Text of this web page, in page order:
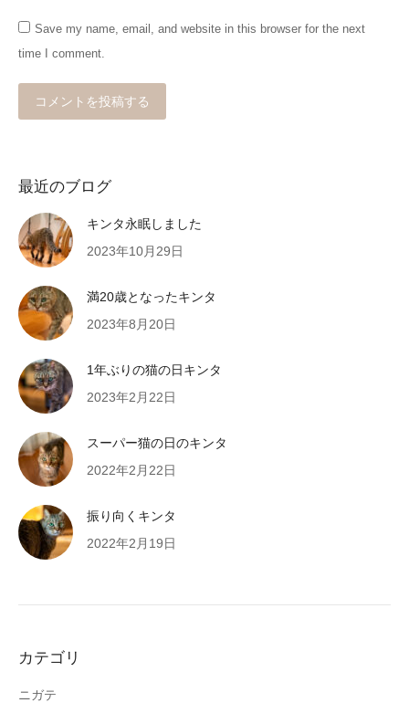
Save my name, email, and website in this browser for the next
time I comment.
コメントを投稿する
最近のブログ
キンタ永眠しました
2023年10月29日
満20歳となったキンタ
2023年8月20日
1年ぶりの猫の日キンタ
2023年2月22日
スーパー猫の日のキンタ
2022年2月22日
振り向くキンタ
2022年2月19日
カテゴリ
ニガテ